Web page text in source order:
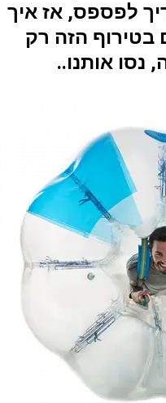
לפספס, אז איך
בטירוף הזה רק
נסו אותנו..